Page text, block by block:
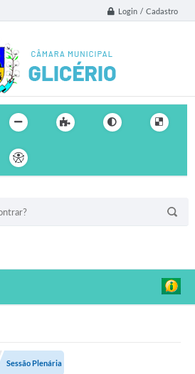
Login / Cadastro
Sessão Plenária